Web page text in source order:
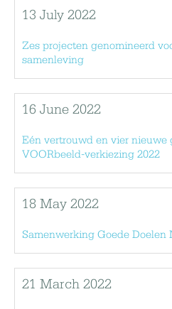
13 July 2022
Zes projecten genomineerd
samenleving
16 June 2022
Eén vertrouwd en vier nieuwe
VOORbeeld-verkiezing 2022
18 May 2022
Samenwerking Goede Doelen
21 March 2022